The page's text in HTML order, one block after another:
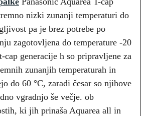
nizki zunanji temperaturi do
pa je brez potrebe po
zagotovljena do temperature -20
cap generacije h so pripravljene za
zunanjih temperaturah in
do 60 °C, zaradi česar so njihove
vgradnjo še večje. ob
ki jih prinaša Aquarea all in